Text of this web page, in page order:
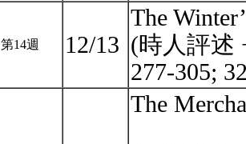
第14週 12/13
The
(時人評述
277-305;
The